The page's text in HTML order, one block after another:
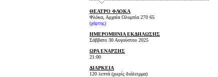
ΘΕΑΤΡΟ ΦΛΟΚΑ
Φλόκα, Αρχαία Ολυμπία 270 65
(χάρτης)
ΗΜΕΡΟΜΗΝΙΑ ΕΚΔΗΛΩΣΗΣ
Σάββατο 30 Αυγούστου 2025
ΩΡΑ ΕΝΑΡΞΗΣ
21:00
ΔΙΑΡΚΕΙΑ
120 λεπτά (χωρίς διάλειμμα)